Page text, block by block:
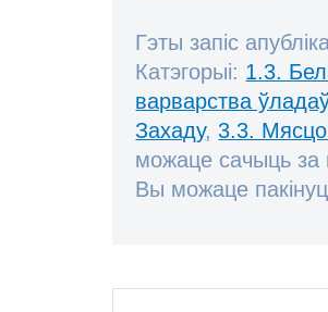
Гэты запіс
Катэгорыі: 1.3.
варварства ўладаў
Захаду, 3.3.
можаце сачыць
Вы можаце